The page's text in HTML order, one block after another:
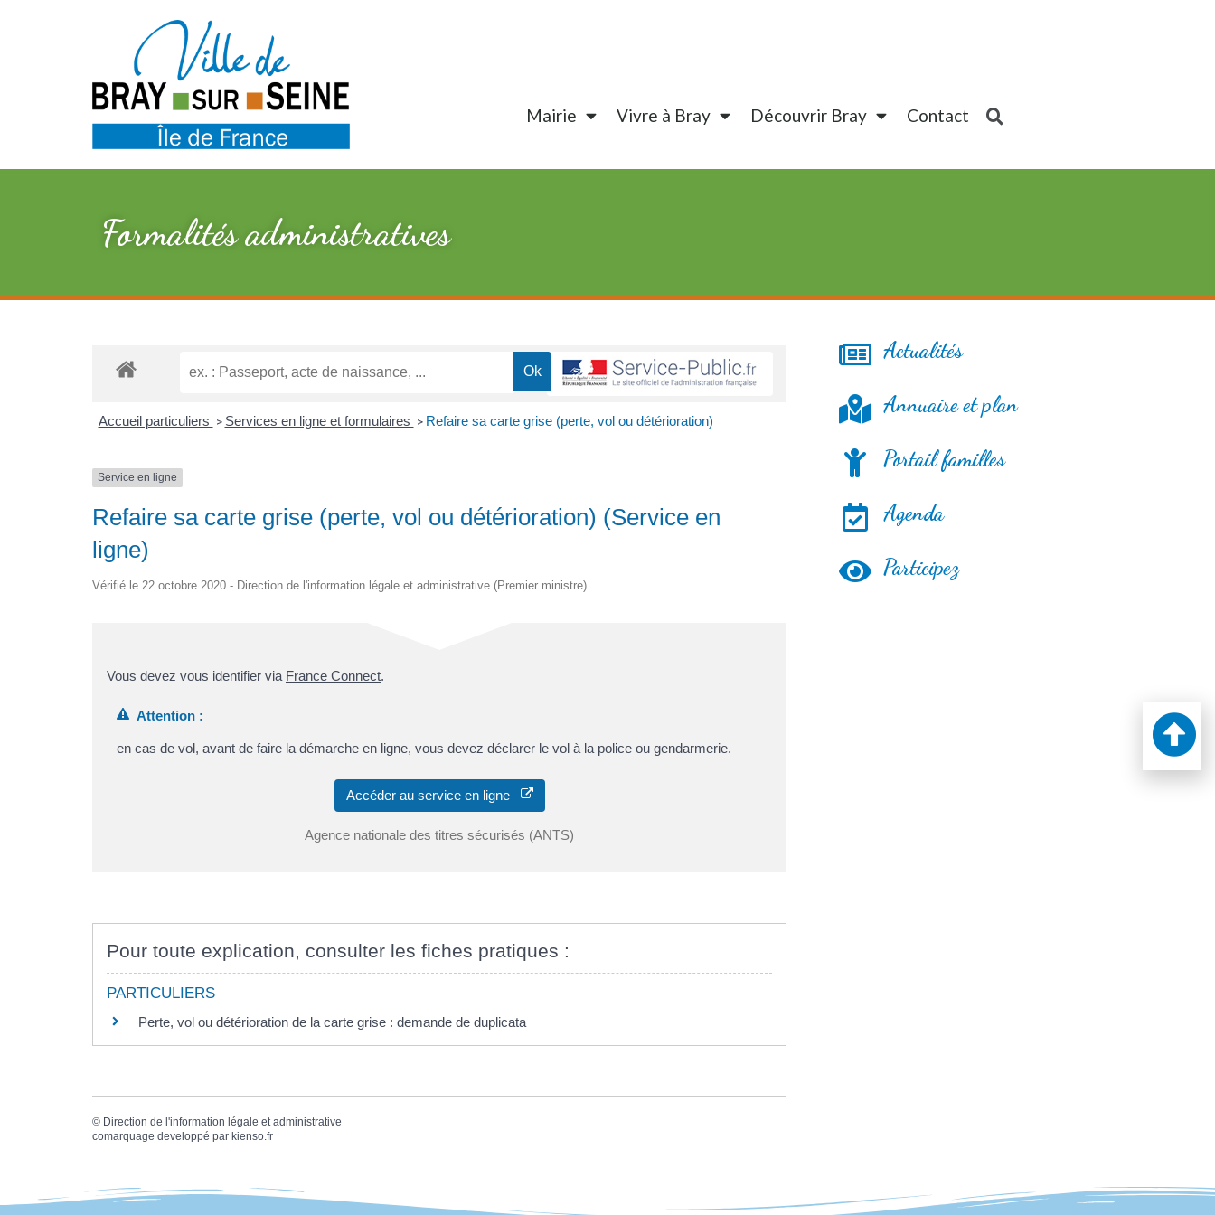
Mairie Vivre à Bray Découvrir Bray Contact
Formalités administratives
Accueil particuliers > Services en ligne et formulaires > Refaire sa carte grise (perte, vol ou détérioration)
Service en ligne
Refaire sa carte grise (perte, vol ou détérioration) (Service en
ligne)
Vérifié le 22 octobre 2020 - Direction de l'information légale et administrative (Premier ministre)
Vous devez vous identifier via France Connect.
Attention :
en cas de vol, avant de faire la démarche en ligne, vous devez déclarer le vol à la police ou gendarmerie.
Accéder au service en ligne
Agence nationale des titres sécurisés (ANTS)
Pour toute explication, consulter les fiches pratiques :
PARTICULIERS
Perte, vol ou détérioration de la carte grise : demande de duplicata
© Direction de l'information légale et administrative
comarquage developpé par kienso.fr
Actualités
Annuaire et plan
Portail familles
Agenda
Participez